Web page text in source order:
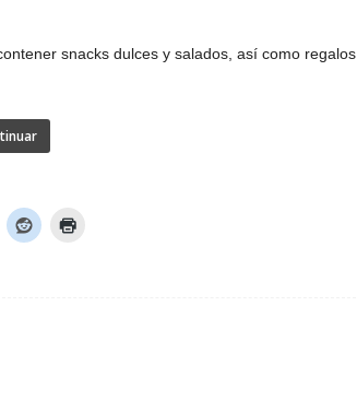
snacks dulces y salados, así como regalos